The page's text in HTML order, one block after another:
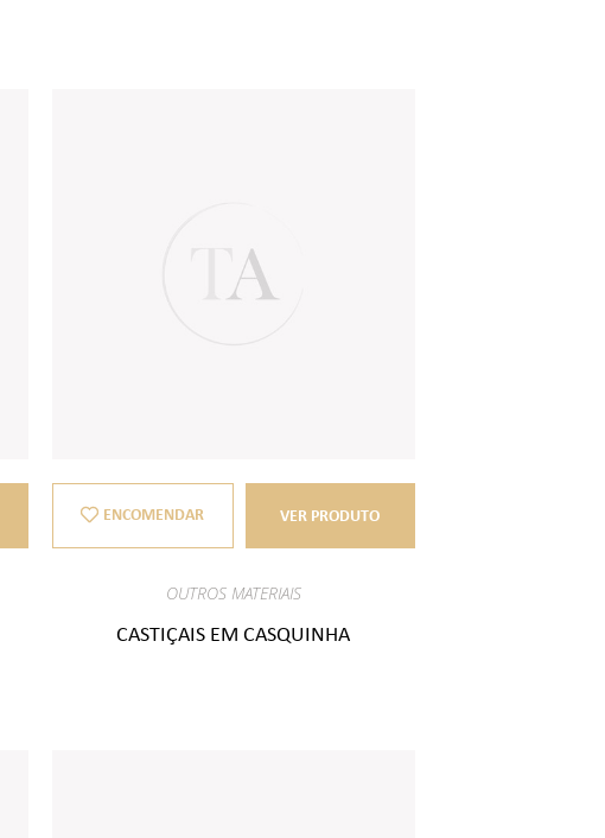
ENCOMENDAR VER PRODUTO
OUTROS MATERIAIS
CASTIÇAIS EM CASQUINHA